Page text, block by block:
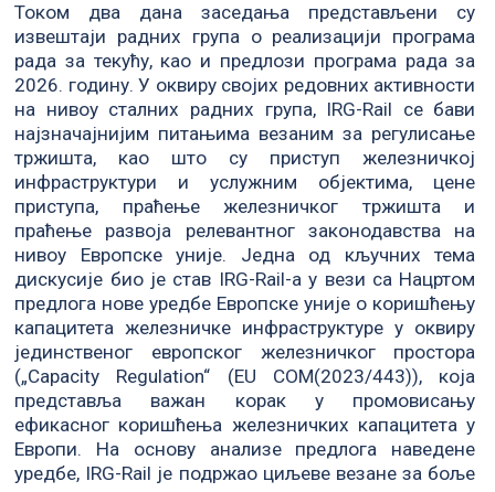
Током два дана заседања представљени су
извештаји радних група о реализацији програма
рада за текућу, као и предлози програма рада за
2026. годину. У оквиру својих редовних активности
на нивоу сталних радних група, IRG-Rail се бави
најзначајнијим питањима везаним за регулисање
тржишта, као што су приступ железничкој
инфраструктури и услужним објектима, цене
приступа, праћење железничког тржишта и
праћење развоја релевантног законодавства на
нивоу Европске уније. Једна од кључних тема
дискусије био је став IRG-Rail-а у вези са Нацртом
предлога нове уредбе Европске уније о коришћењу
капацитета железничке инфраструктуре у оквиру
јединственог европског железничког простора
(„Capacity Regulation“ (EU COM(2023/443)), која
представља важан корак у промовисању
ефикасног коришћења железничких капацитета у
Европи. На основу анализе предлога наведене
уредбе, IRG-Rail је подржао циљеве везане за боље